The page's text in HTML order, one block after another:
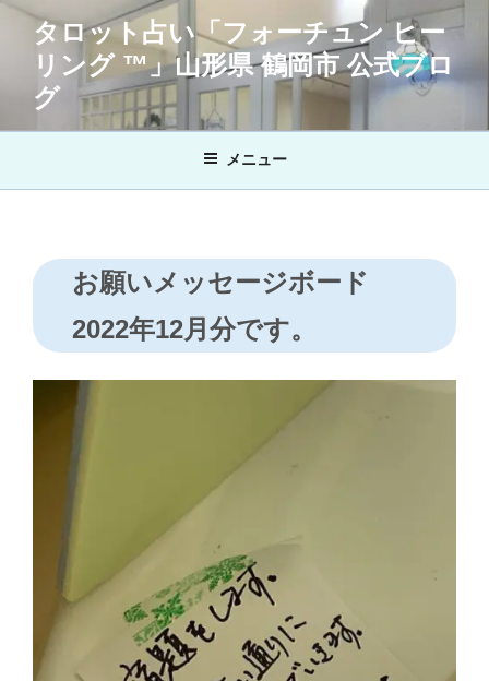
キ
タロット占い「フォーチュン ヒー
リング ™」山形県 鶴岡市 公式ブロ
グ
メニュー
お願いメッセージボード
2022年12月分です。